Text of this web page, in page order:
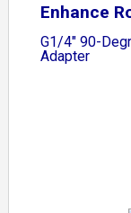
Enhance
G1/4" 90-
Adapter